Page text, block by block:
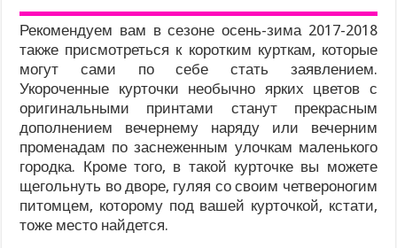
Рекомендуем вам в сезоне осень-зима 2017-2018
также присмотреться к коротким курткам, которые
могут сами по себе стать заявлением.
Укороченные курточки необычно ярких цветов с
оригинальными принтами станут прекрасным
дополнением вечернему наряду или вечерним
променадам по заснеженным улочкам маленького
городка. Кроме того, в такой курточке вы можете
щегольнуть во дворе, гуляя со своим четвероногим
питомцем, которому под вашей курточкой, кстати,
тоже место найдется.